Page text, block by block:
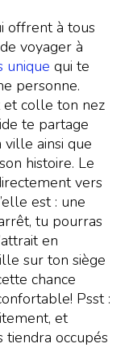
offrent à tous
voyager à
unique qui te
personne.
colle ton nez
te partage
ainsi que
histoire. Le
vers
est : une
tu pourras
en
sur ton siège
chance
Psst :
et
tiendra occupés